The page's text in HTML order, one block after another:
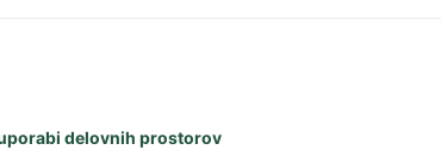
delovnih prostorov